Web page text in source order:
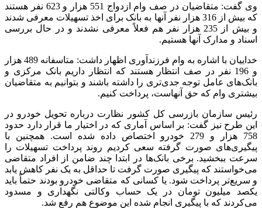
وی گفت: متقاضیان در صف وام ازدواج 551 هزار و 623 نفر هستند
که بیش از 316 هزار نفر آنها به بانک برای اخذ تسهیلات معرفی شدند
و بیش از 235 هزار نفر هم فعلاً معرفی نشدند و در حال بررسی
اسناد و مدارک آنها هستیم.
خداییان با اشاره به وام فرزندآوری اظهار داشت: متاسفانه 489 هزار
و 196 نفر در صف انتظار هستند که انتظار داریم بانک مرکزی و
بانک‌های عامل توجه جدی‌تری را داشته باشند و بتوانیم به متقاضیان
بیشتری وام که حق آنهاست، پرداخت کنیم.
رئیس سازمان بازرسی کل کشور نظارت درباره تحویل خودرو در
این طرح نیز گفت: بر اساس آماری که در اختیار ما قرار دارد حدود
758 هزار و 279 خودرو اختصاص داده شده است. همچنین با
پیگیری‌های صورت گرفته سعی کردیم روند پرداخت تسهیلات را
سرعت ببخشید. برخی بانک‌ها در ابتدا چند ضامن از افراد متقاضی
می‌خواستند که پیگیری صورت گرفت تا حداقل به یک نفر کاهش یابد
و سریع‌تر پرداخت شود. یا کسانی که متقاضی خودرو بودند حتماً باید
یکصد میلیون تومان در یک حساب وکالتی نگهداری و مسدود
می‌کردند که با پیگیری انجام شده این موضوع هم رفع شد.